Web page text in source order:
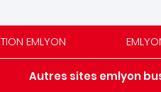
EMLYON
Autres sites emlyon